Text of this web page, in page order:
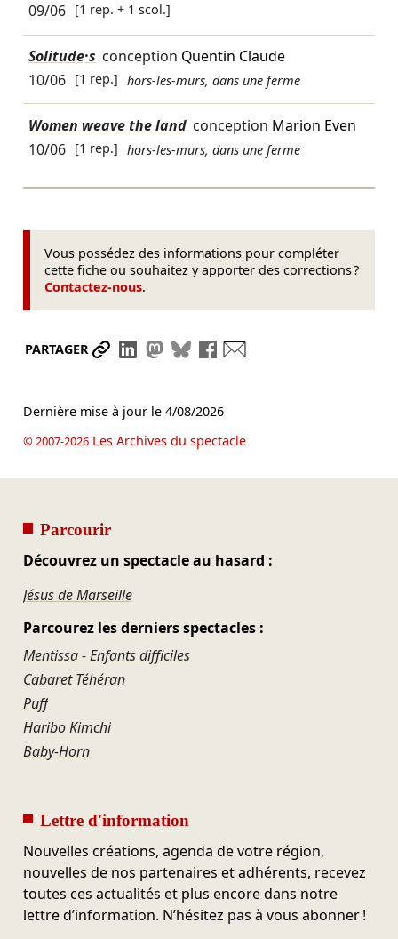
09/06 [1 rep. + 1 scol.]
Solitude·s conception Quentin Claude
10/06 [1 rep.] hors-les-murs, dans une ferme
Women weave the land conception Marion Even
10/06 [1 rep.] hors-les-murs, dans une ferme
Vous possédez des informations pour compléter
cette fiche ou souhaitez y apporter des corrections ?
Contactez-nous.
PARTAGER Partager le lien
Partager sur LinkedIn
Partager sur Mastodon
Partager sur Bluesky
Partager sur Facebook
Dernière mise à jour le 4/08/2026
© 2007-2026Les Archives du spectacle
Parcourir
Découvrez un spectacle au hasard :
Jésus de Marseille
Parcourez les derniers spectacles :
Mentissa - Enfants difficiles
Cabaret Téhéran
Puff
Haribo Kimchi
Baby-Horn
Lettre d'information
Nouvelles créations, agenda de votre région,
nouvelles de nos partenaires et adhérents, recevez
toutes ces actualités et plus encore dans notre
lettre d’information. N’hésitez pas à vous abonner !